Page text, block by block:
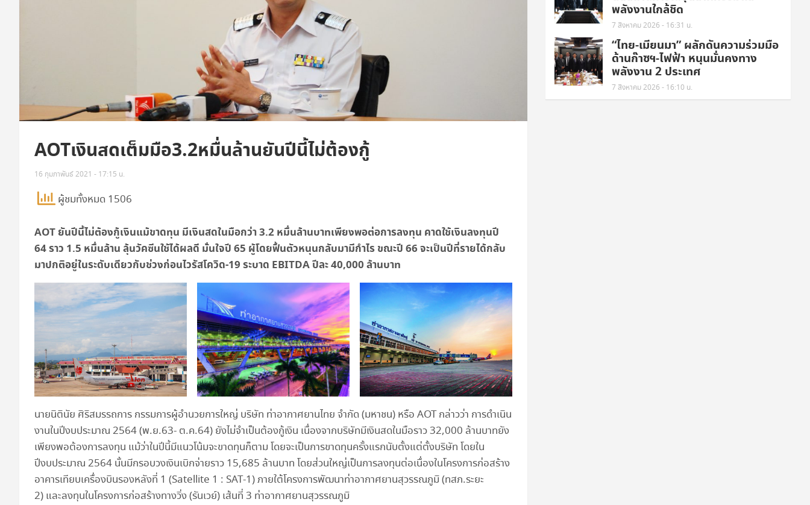
AOTเงินสดเต็มมือ3.2หมื่นล้านยันปีนี้ไม่ต้องกู้
16 กุมภาพันธ์ 2021 - 17:15 น.
ผู้ชมทั้งหมด 1506
AOT ยันปีนี้ไม่ต้องกู้เงินแม้ขาดทุน มีเงินสดในมือกว่า 3.2 หมื่นล้านบาทเพียงพอต่อการลงทุน คาดใช้เงินลงทุนปี
64 ราว 1.5 หมื่นล้าน ลุ้นวัคซีนใช้ได้ผลดี มั่นใจปี 65 ผู้โดยฟื้นตัวหนุนกลับมามีกำไร ขณะปี 66 จะเป็นปีที่รายได้กลับ
มาปกติอยู่ในระดับเดียวกับช่วงก่อนไวรัสโควิด-19 ระบาด EBITDA ปีละ 40,000 ล้านบาท
นายนิตินัย ศิริสมรรถการ กรรมการผู้อำนวยการใหญ่ บริษัท ท่าอากาศยานไทย จำกัด (มหาชน) หรือ AOT กล่าวว่า การดำเนิน
งานในปีงบประมาณ 2564 (พ.ย.63- ต.ค.64) ยังไม่จำเป็นต้องกู้เงิน เนื่องจากบริษัทมีเงินสดในมือราว 32,000 ล้านบาทยัง
เพียงพอต้องการลงทุน แม้ว่าในปีนี้มีแนวโน้มจะขาดทุนก็ตาม โดยจะเป็นการขาดทุนครั้งแรกนับตั้งแต่ตั้งบริษัท โดยใน
ปีงบประมาณ 2564 นั้นมีกรอบวงเงินเบิกจ่ายราว 15,685 ล้านบาท โดยส่วนใหญ่เป็นการลงทุนต่อเนื่องในโครงการก่อสร้าง
อาคารเทียบเครื่องบินรองหลังที่ 1 (Satellite 1 : SAT-1) ภายใต้โครงการพัฒนาท่าอากาศยานสุวรรณภูมิ (ทสภ.ระยะ
2) และลงทุนในโครงการก่อสร้างทางวิ่ง (รันเวย์) เส้นที่ 3 ท่าอากาศยานสุวรรณภูมิ
พลังงานใกล้ชิด
7 สิงหาคม 2026 - 16:31 น.
“ไทย-เมียนมา” ผลักดันความร่วมมือ
ด้านก๊าซฯ-ไฟฟ้า หนุนมั่นคงทาง
พลังงาน 2 ประเทศ
7 สิงหาคม 2026 - 16:10 น.